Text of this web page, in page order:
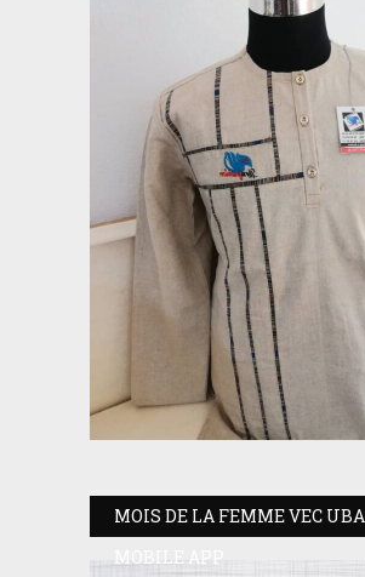
MOIS DE LA FEMME VEC UBA
MOBILE APP